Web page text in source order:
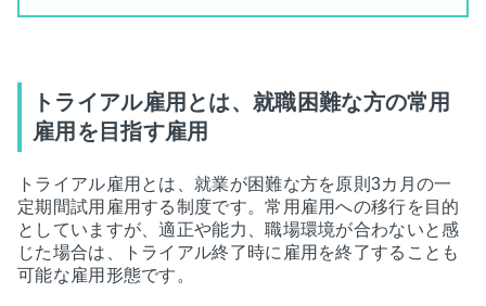
トライアル雇用とは、就職困難な方の常用
雇用を目指す雇用
トライアル雇用とは、就業が困難な方を原則3カ月の一
定期間試用雇用する制度です。常用雇用への移行を目的
としていますが、適正や能力、職場環境が合わないと感
じた場合は、トライアル終了時に雇用を終了することも
可能な雇用形態です。